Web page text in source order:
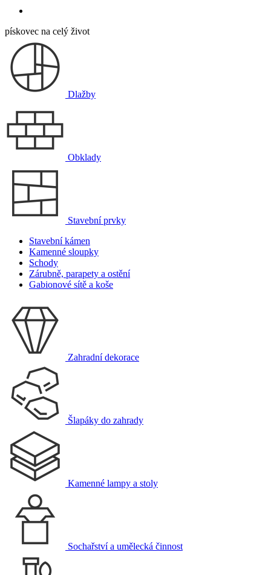
pískovec na celý život
Dlažby
Obklady
Stavební prvky
Stavební kámen
Kamenné sloupky
Schody
Zárubně, parapety a ostění
Gabionové sítě a koše
Zahradní dekorace
Šlapáky do zahrady
Kamenné lampy a stoly
Sochařství a umělecká činnost